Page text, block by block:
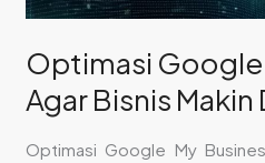
Optimasi Google
Agar Bisnis Makin
Optimasi Google My